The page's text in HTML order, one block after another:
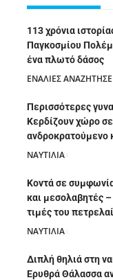
113 χρόνια
Παγκοσμίου
ένα πλωτό δάσος
ΕΝΑΛΙΕΣ
Περισσότερες
Κερδίζουν χώρο
ανδροκρατούμενο
ΝΑΥΤΙΛΙΑ
Κοντά σε
και μεσολαβητές
τιμές του
ΝΑΥΤΙΛΙΑ
Διπλή θηλιά στη
Ερυθρά Θάλασσα